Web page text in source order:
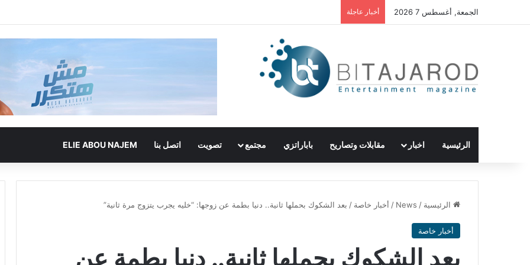
الجمعة, أغسطس 7 2026 أخبار عاجلة
الرئيسية اخبار مقابلات وتصاريح باباراتزي مجتمع تصويت اتصل بنا ELIE ABOU NAJEM
الرئيسية /
News
/ أخبار خاصة / بعد الشكوك بحملها ثانية.. دنيا بطمة عن زوجها: “خليه يجرب يتزوج مرة ثانية”
أخبار خاصة
بعد الشكوك بحملها ثانية.. دنيا بطمة عن